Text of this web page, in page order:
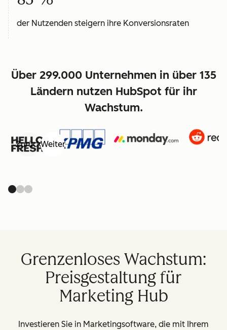
der Nutzenden steigern ihre Konversionsraten
Über 299.000 Unternehmen in über 135
Ländern nutzen HubSpot für ihr
Wachstum.
ZurückWeiter
Grenzenloses Wachstum:
Preisgestaltung für
Marketing Hub
Investieren Sie in Marketingsoftware, die mit Ihrem